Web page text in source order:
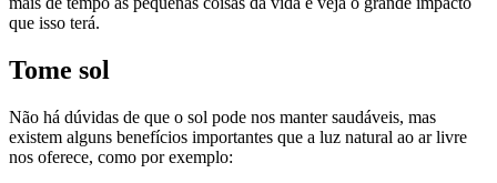
que isso terá.
Tome sol
Não há dúvidas de que o sol pode nos manter saudáveis, mas
existem alguns benefícios importantes que a luz natural ao ar livre
nos oferece, como por exemplo: